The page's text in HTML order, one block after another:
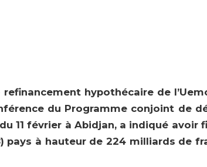
hypothécaire de
du Programme conjoint de
11 février à Abidjan, a indiqué avoir
pays à hauteur de 224 milliards de